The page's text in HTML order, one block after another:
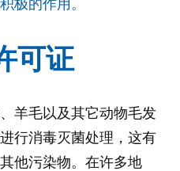
极的作用。
可证
羊毛以及其它动物毛发
行消毒灭菌处理，这有
他污染物。在许多地